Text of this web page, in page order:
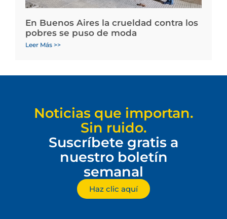
En Buenos Aires la crueldad contra los
pobres se puso de moda
Leer Más >>
Noticias que importan.
Sin ruido.
Suscríbete gratis a
nuestro boletín
semanal
Haz clic aquí